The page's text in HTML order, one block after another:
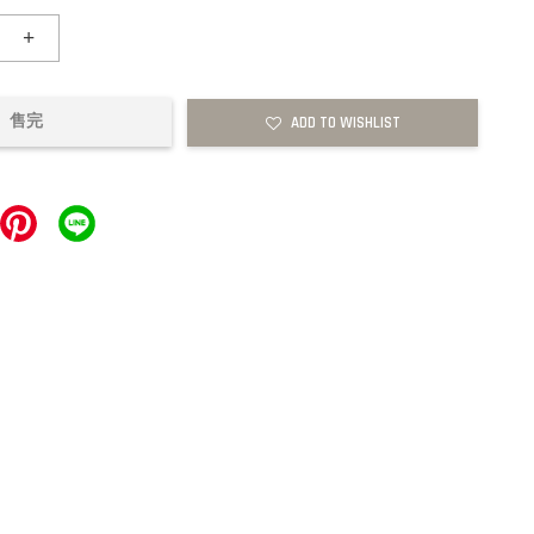
+
售完 ADD TO WISHLIST